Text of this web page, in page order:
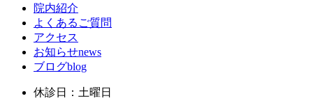
院内紹介
よくあるご質問
アクセス
お知らせnews
ブログblog
休診日：土曜日